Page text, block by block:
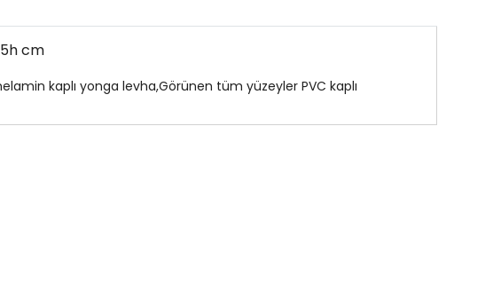
cm
kaplı yonga levha,Görünen tüm yüzeyler PVC kaplı